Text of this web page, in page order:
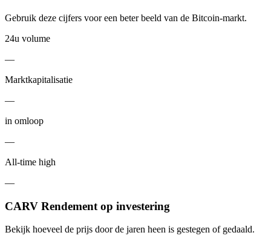
Gebruik deze cijfers voor een beter beeld van de Bitcoin-markt.
24u volume
—
Marktkapitalisatie
—
in omloop
—
All-time high
—
CARV Rendement op investering
Bekijk hoeveel de prijs door de jaren heen is gestegen of gedaald.